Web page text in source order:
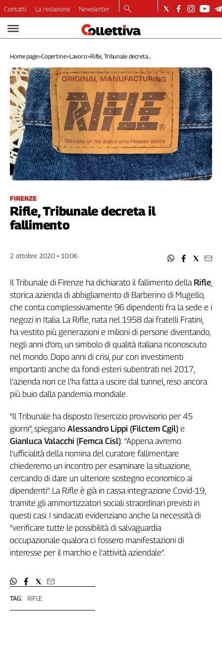
Video
Dirette
Longform
Copertine
Economia
Lavoro
Ambiente
Diritti
Welfare
Italia
Internazionale
Categorie
Filcams
Fillea
Fiom
Fisac
Flai
Flc
Fp
Nidil
Slc
Spi
Inca
Caaf
Speciali
G8
di
Genova,
il
sangue
della
ragione
120
anni
Cgil
Collettiva
Academy
Play
Rubriche
Collettiva
Contatti La redazione Newsletter
Home page>Copertine>Lavoro>Rifle, Tribunale decreta...
FIRENZE
Rifle, Tribunale decreta il
fallimento
2 ottobre 2020 • 10:06
TAG: RIFLE
Il Tribunale di Firenze ha dichiarato il fallimento della Rifle,
storica azienda di abbigliamento di Barberino di Mugello,
che conta complessivamente 96 dipendenti fra la sede e i
negozi in Italia. La Rifle, nata nel 1958 dai fratelli Fratini,
ha vestito più generazioni e milioni di persone diventando,
negli anni d’oro, un simbolo di qualità italiana riconosciuto
nel mondo. Dopo anni di crisi, pur con investimenti
importanti anche da fondi esteri subentrati nel 2017,
l’azienda non ce l’ha fatta a uscire dal tunnel, reso ancora
più buio dalla pandemia mondiale.
“Il Tribunale ha disposto l’esercizio provvisorio per 45
giorni”, spiegano Alessandro Lippi (Filctem Cgil) e
Gianluca Valacchi (Femca Cisl): “Appena avremo
l’ufficialità della nomina del curatore fallimentare
chiederemo un incontro per esaminare la situazione,
cercando di dare un ulteriore sostegno economico ai
dipendenti”. La Rifle è già in cassa integrazione Covid-19,
tramite gli ammortizzatori sociali straordinari previsti in
questi casi. I sindacati evidenziano anche la necessità di
“verificare tutte le possibilità di salvaguardia
occupazionale qualora ci fossero manifestazioni di
interesse per il marchio e l’attività aziendale”.